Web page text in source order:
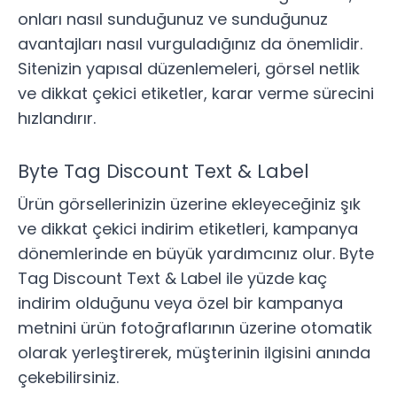
onları nasıl sunduğunuz ve sunduğunuz
avantajları nasıl vurguladığınız da önemlidir.
Sitenizin yapısal düzenlemeleri, görsel netlik
ve dikkat çekici etiketler, karar verme sürecini
hızlandırır.
Byte Tag Discount Text & Label
Ürün görsellerinizin üzerine ekleyeceğiniz şık
ve dikkat çekici indirim etiketleri, kampanya
dönemlerinde en büyük yardımcınız olur. Byte
Tag Discount Text & Label ile yüzde kaç
indirim olduğunu veya özel bir kampanya
metnini ürün fotoğraflarının üzerine otomatik
olarak yerleştirerek, müşterinin ilgisini anında
çekebilirsiniz.